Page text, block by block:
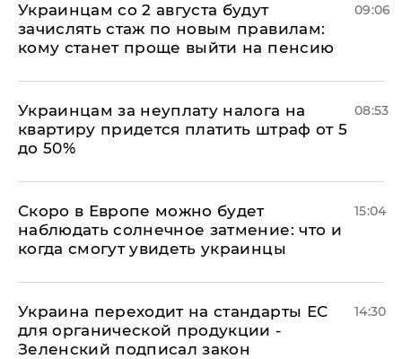
Украинцам со 2 августа будут
зачислять стаж по новым правилам:
кому станет проще выйти на пенсию
09:06
Украинцам за неуплату налога на
квартиру придется платить штраф от 5
до 50%
08:53
Скоро в Европе можно будет
наблюдать солнечное затмение: что и
когда смогут увидеть украинцы
15:04
Украина переходит на стандарты ЕС
для органической продукции -
Зеленский подписал закон
14:30